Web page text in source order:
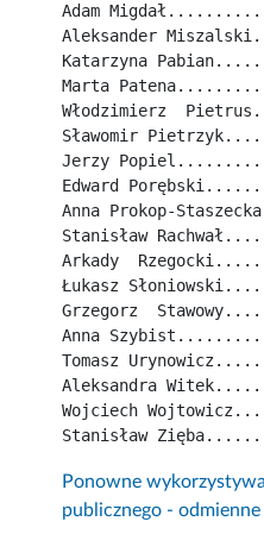
Adam
Aleksander
Katarzyna
Marta
Włodzimierz
Sławomir
Jerzy
Edward
Anna Prokop-
Stanisław
Arkady
Łukasz
Grzegorz
Anna
Tomasz
Aleksandra
Wojciech
Stanisław
Ponowne
publicznego - odmienne